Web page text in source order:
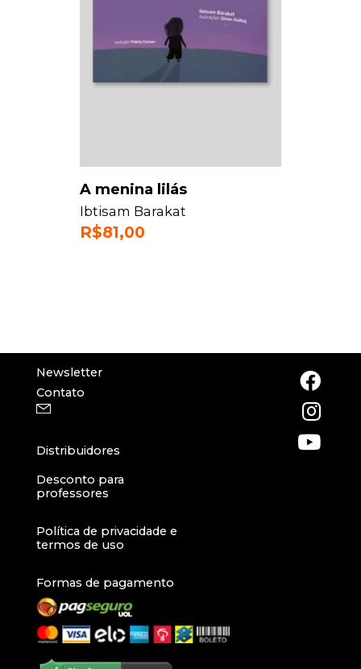
A menina lilás
Ibtisam Barakat
R$81,00
Newsletter
Contato
Distribuidores
Desconto para
professores
Política de privacidade e
termos de uso
Formas de pagamento